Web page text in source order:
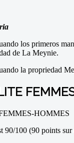
los primeros
de La Meynie.
la propriedad
HOMMES
90/100 (90 points